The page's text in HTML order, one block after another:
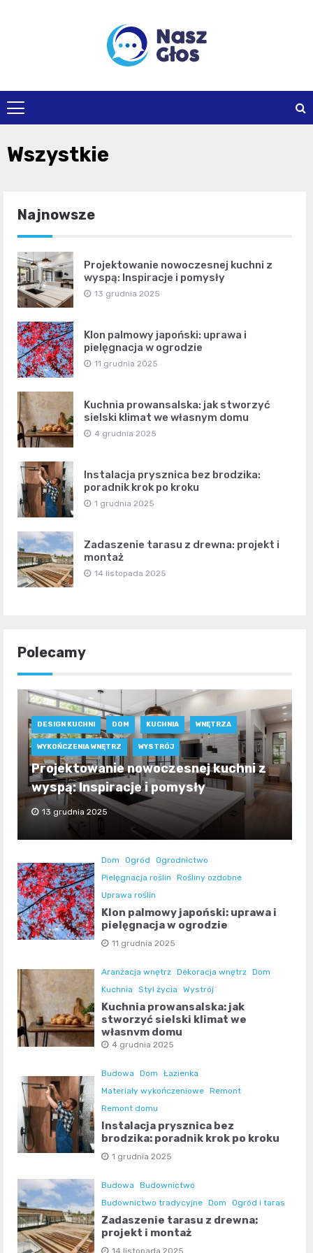
naszglos.pl
Wszystkie
Najnowsze
Projektowanie nowoczesnej kuchni z
wyspą: Inspiracje i pomysły
13 grudnia 2025
Klon palmowy japoński: uprawa i
pielęgnacja w ogrodzie
11 grudnia 2025
Kuchnia prowansalska: jak stworzyć
sielski klimat we własnym domu
4 grudnia 2025
Instalacja prysznica bez brodzika:
poradnik krok po kroku
1 grudnia 2025
Zadaszenie tarasu z drewna: projekt i
montaż
14 listopada 2025
Polecamy
DESIGN KUCHNI DOM KUCHNIA WNĘTRZA
WYKOŃCZENIA WNĘTRZ WYSTRÓJ
Projektowanie nowoczesnej kuchni z
wyspą: Inspiracje i pomysły
13 grudnia 2025
Dom Ogród
Ogrodnictwo
Pielęgnacja roślin
Rośliny ozdobne
Uprawa roślin
Klon palmowy japoński: uprawa i
pielęgnacja w ogrodzie
11 grudnia 2025
Aranżacja wnętrz Dekoracja wnętrz Dom
Kuchnia
Styl życia Wystrój
Kuchnia prowansalska: jak
stworzyć sielski klimat we
własnym domu
4 grudnia 2025
Budowa Dom
Łazienka
Materiały wykończeniowe Remont
Remont domu
Instalacja prysznica bez
brodzika: poradnik krok po kroku
1 grudnia 2025
Budowa
Budownictwo
Budownictwo tradycyjne Dom Ogród i taras
Zadaszenie tarasu z drewna:
projekt i montaż
14 listopada 2025